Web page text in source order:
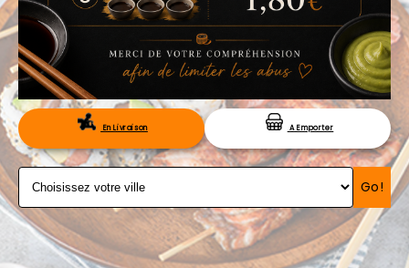
VOS AVIS
MENTIONS LÉGALES
C.G.V
RÉSERVATIONEn Livraison A Emporter
Go!